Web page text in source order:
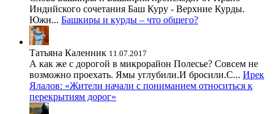
Индийского сочетания Баш Куру - Верхние Курды.
Южн... Башкиры и курды – что общего?
Татьяна Каленник 11.07.2017
А как же с дорогой в микрорайон Полесье? Совсем не
возможно проехать. Ямы углубили.И бросили.С... Ирек
Ялалов: «Жители начали с пониманием относиться к
перекрытиям дорог»